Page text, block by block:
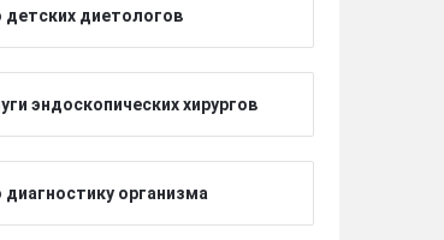
детских диетологов
эндоскопических хирургов
диагностику организма